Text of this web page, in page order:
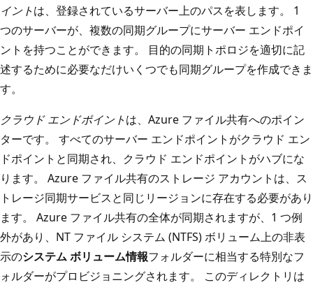
イントは、登録されているサーバー上のパスを表します。 1
つのサーバーが、複数の同期グループにサーバー エンドポイ
ントを持つことができます。 目的の同期トポロジを適切に記
述するために必要なだけいくつでも同期グループを作成できま
す。
クラウド エンドポイントは、Azure ファイル共有へのポイン
ターです。 すべてのサーバー エンドポイントがクラウド エン
ドポイントと同期され、クラウド エンドポイントがハブにな
ります。 Azure ファイル共有のストレージ アカウントは、ス
トレージ同期サービスと同じリージョンに存在する必要があり
ます。 Azure ファイル共有の全体が同期されますが、1 つ例
外があり、NT ファイル システム (NTFS) ボリューム上の非表
示のシステム ボリューム情報フォルダーに相当する特別なフ
ォルダーがプロビジョニングされます。 このディレクトリは